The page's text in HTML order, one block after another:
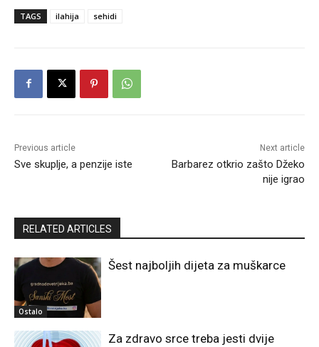
TAGS ilahija sehidi
Previous article
Sve skuplje, a penzije iste
Next article
Barbarez otkrio zašto Džeko
nije igrao
RELATED ARTICLES
Ostalo
Šest najboljih dijeta za muškarce
Za zdravo srce treba jesti dvije